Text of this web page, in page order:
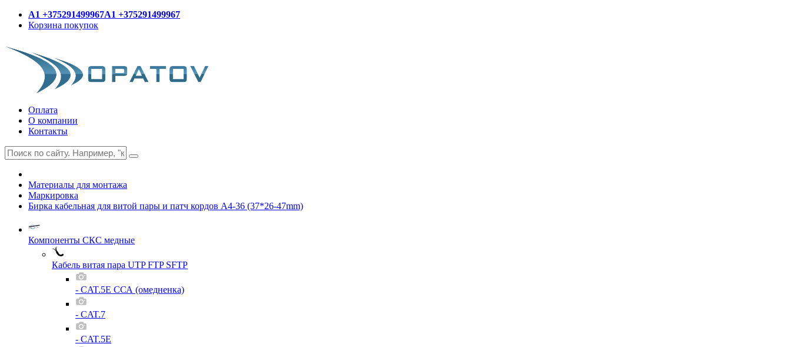
A1 +375291499967A1 +375291499967
Корзина покупок
Оплата
О компании
Контакты
Материалы для монтажа
Маркировка
Бирка кабельная для витой пары и патч кордов A4-36 (37*26-47mm)
Компоненты СКС медные
Кабель витая пара UTP FTP SFTP
- CAT.5E ССА (омедненка)
- CAT.7
- CAT.5E